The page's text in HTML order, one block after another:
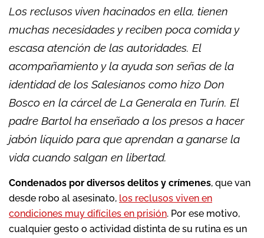
Los reclusos viven hacinados en ella, tienen
muchas necesidades y reciben poca comida y
escasa atención de las autoridades. El
acompañamiento y la ayuda son señas de la
identidad de los Salesianos como hizo Don
Bosco en la cárcel de La Generala en Turín. El
padre Bartol ha enseñado a los presos a hacer
jabón líquido para que aprendan a ganarse la
vida cuando salgan en libertad.
Condenados por diversos delitos y crímenes, que van
desde robo al asesinato, los reclusos viven en
condiciones muy difíciles en prisión. Por ese motivo,
cualquier gesto o actividad distinta de su rutina es un